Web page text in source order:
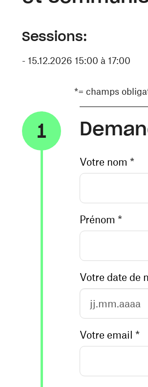
Sessions:
- 15.12.2026 15:00 à 17:00
*= champs
1
Votre nom *
Prénom *
Votre email *